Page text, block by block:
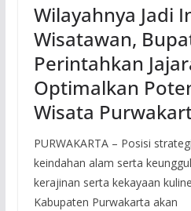
Wilayahnya Jadi
Wisatawan,
Perintahkan
Optimalkan
Wisata
PURWAKARTA – Posisi
keindahan alam serta
kerajinan serta kekayaan
Kabupaten Purwakarta akan